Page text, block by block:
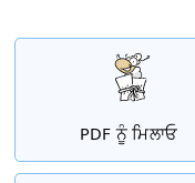
PDF ਨੂੰ ਮਿਲਾਓ